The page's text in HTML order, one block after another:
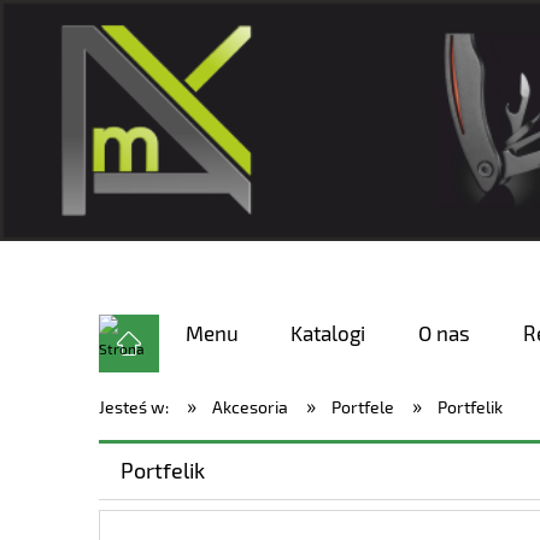
Menu Katalogi O nas
Jesteś w: » Akcesoria » Portfele » Portfelik
Portfelik